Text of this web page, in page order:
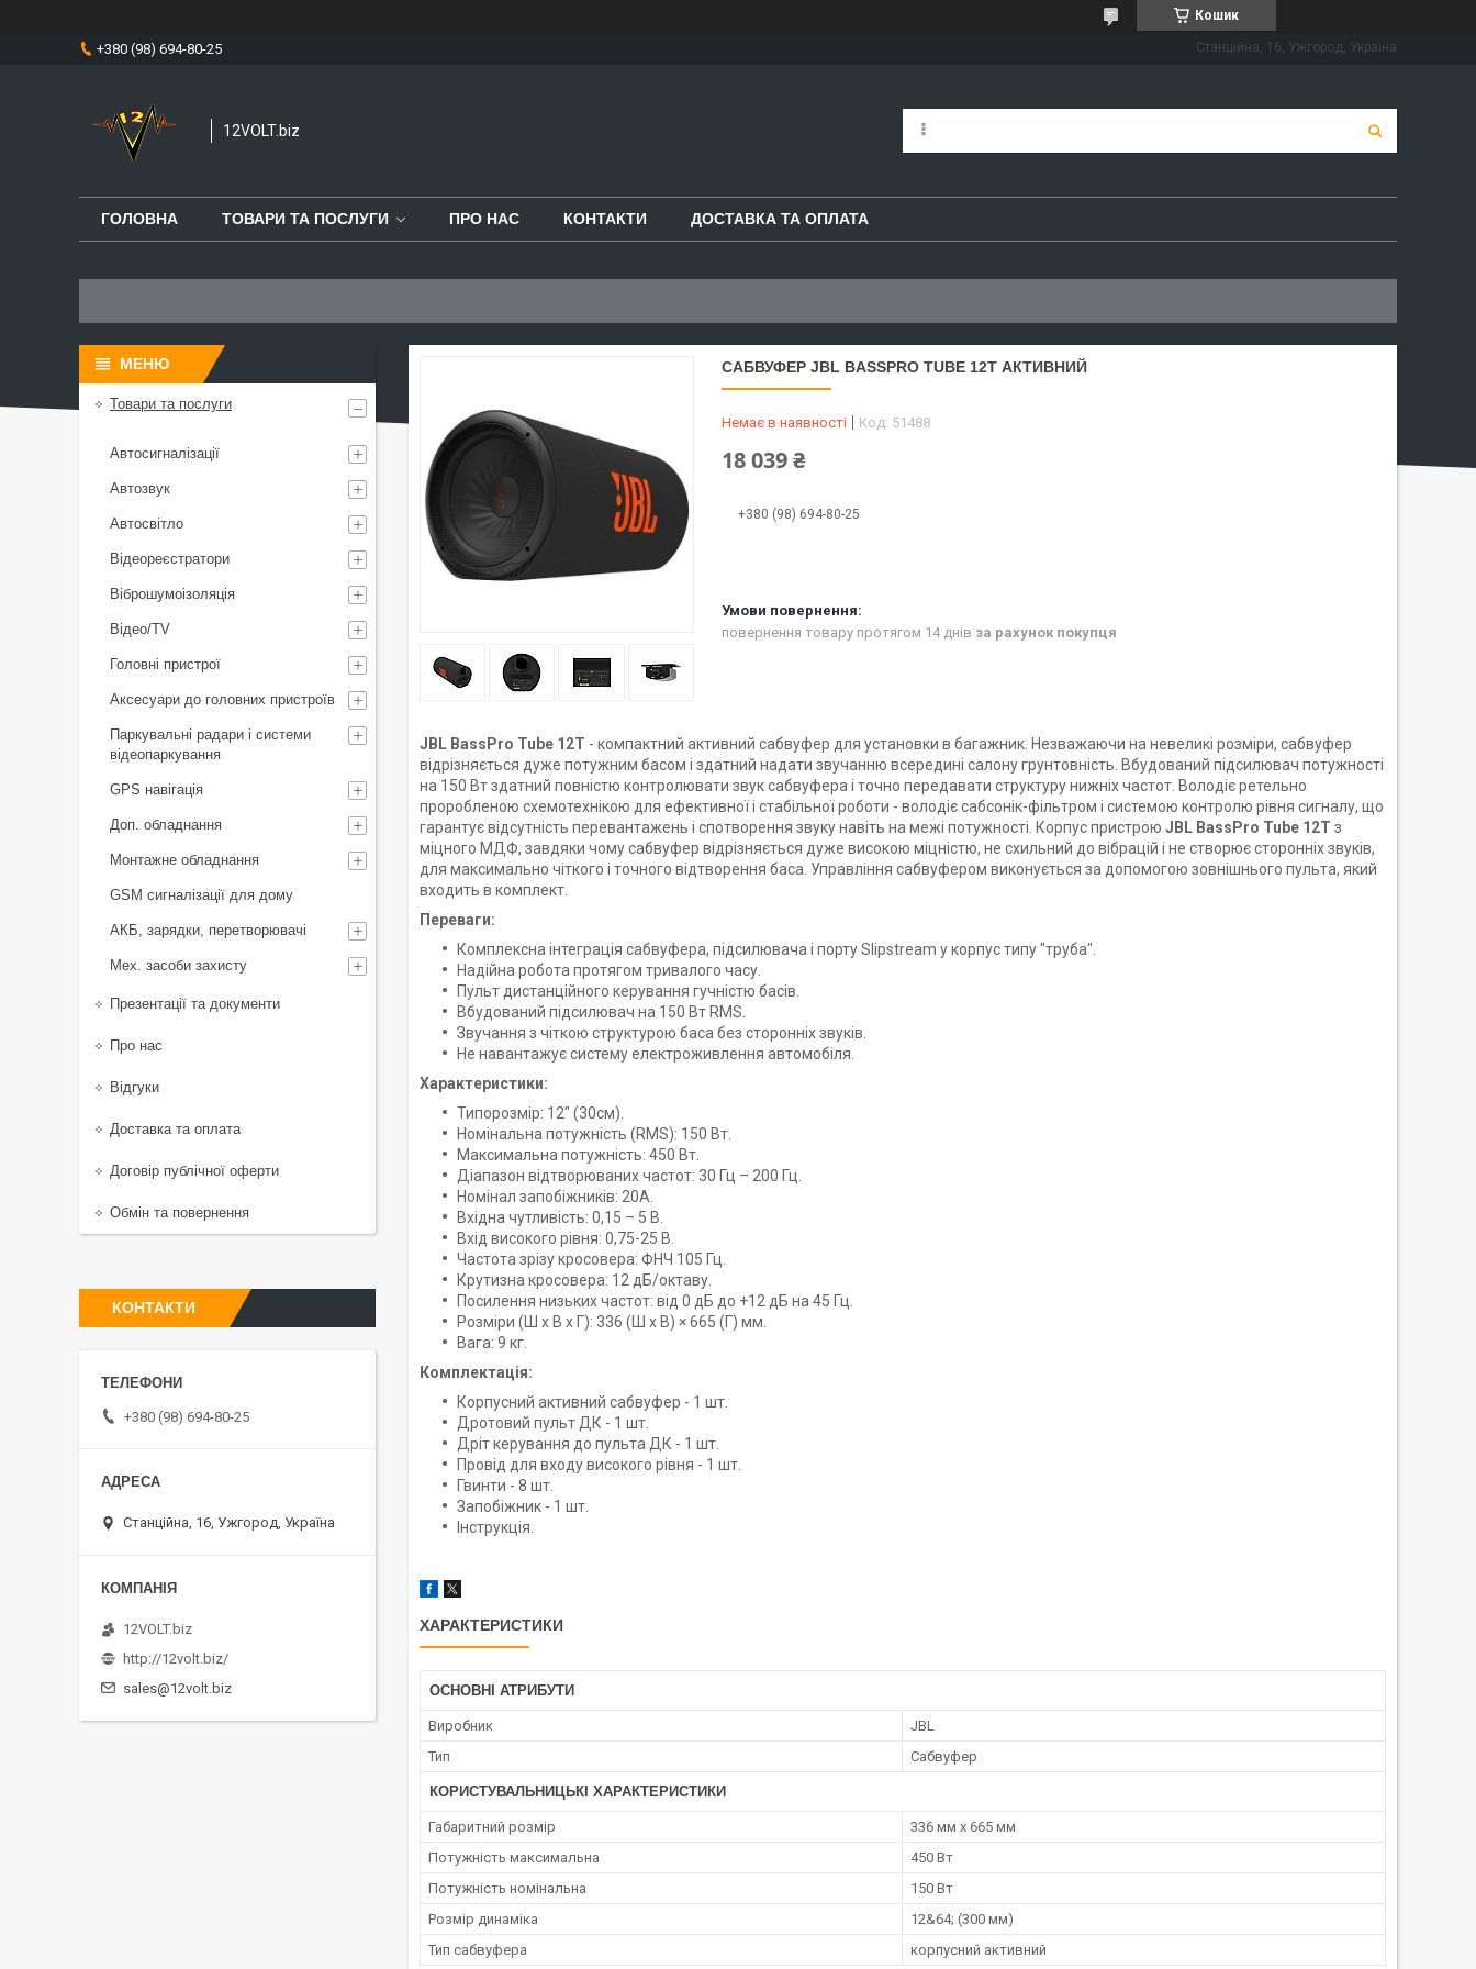
Кошик
+380 (98) 694-80-25 Станційна, 16, Ужгород, Україна
12VOLT.biz
ГОЛОВНА ТОВАРИ ТА ПОСЛУГИ ПРО НАС КОНТАКТИ ДОСТАВКА ТА ОПЛАТА
САБВУФЕР JBL BASSPRO TUBE 12T АКТИВНИЙ
Немає в наявності Код: 51488
18 039 ₴
+380 (98) 694-80-25
повернення товару протягом 14 днів за рахунок покупця
JBL BassPro Tube 12T - компактний активний сабвуфер для установки в багажник. Незважаючи на невеликі розміри, сабвуфер
відрізняється дуже потужним басом і здатний надати звучанню всередині салону грунтовність. Вбудований підсилювач потужності
на 150 Вт здатний повністю контролювати звук сабвуфера і точно передавати структуру нижніх частот. Володіє ретельно
проробленою схемотехнікою для ефективної і стабільної роботи - володіє сабсонік-фільтром і системою контролю рівня сигналу, що
гарантує відсутність перевантажень і спотворення звуку навіть на межі потужності. Корпус пристрою JBL BassPro Tube 12T з
міцного МДФ, завдяки чому сабвуфер відрізняється дуже високою міцністю, не схильний до вібрацій і не створює сторонніх звуків,
для максимально чіткого і точного відтворення баса. Управління сабвуфером виконується за допомогою зовнішнього пульта, який
входить в комплект.
Переваги:
Комплексна інтеграція сабвуфера, підсилювача і порту Slipstream у корпус типу "труба".
Надійна робота протягом тривалого часу.
Пульт дистанційного керування гучністю басів.
Вбудований підсилювач на 150 Вт RMS.
Звучання з чіткою структурою баса без сторонніх звуків.
Не навантажує систему електроживлення автомобіля.
Характеристики:
Типорозмір: 12" (30см).
Номінальна потужність (RMS): 150 Вт.
Максимальна потужність: 450 Вт.
Діапазон відтворюваних частот: 30 Гц – 200 Гц.
Номінал запобіжників: 20А.
Вхідна чутливість: 0,15 – 5 В.
Вхід високого рівня: 0,75-25 В.
Частота зрізу кросовера: ФНЧ 105 Гц.
Крутизна кросовера: 12 дБ/октаву.
Посилення низьких частот: від 0 дБ до +12 дБ на 45 Гц.
Розміри (Ш х В х Г): 336 (Ш х В) × 665 (Г) мм.
Вага: 9 кг.
Комплектація:
Корпусний активний сабвуфер - 1 шт.
Дротовий пульт ДК - 1 шт.
Дріт керування до пульта ДК - 1 шт.
Провід для входу високого рівня - 1 шт.
Гвинти - 8 шт.
Запобіжник - 1 шт.
Інструкція.
ХАРАКТЕРИСТИКИ
ОСНОВНІ АТРИБУТИ
Виробник
JBL
Тип
Сабвуфер
КОРИСТУВАЛЬНИЦЬКІ ХАРАКТЕРИСТИКИ
Габаритний розмір
336 мм х 665 мм
Потужність максимальна
450 Вт
Потужність номінальна
150 Вт
Розмір динаміка
12&64; (300 мм)
Тип сабвуфера
корпусний активний
Товари та послуги
Автосигналізації
Автозвук
Автосвітло
Відеореєстратори
Віброшумоізоляція
Відео/TV
Головні пристрої
Аксесуари до головних пристроїв
Паркувальні радари і системи
відеопаркування
GPS навігація
Доп. обладнання
Монтажне обладнання
GSM сигналізації для дому
АКБ, зарядки, перетворювачі
Мех. засоби захисту
Презентації та документи
Про нас
Відгуки
Доставка та оплата
Договір публічної оферти
Обмін та повернення
КОНТАКТИ
+380 (98) 694-80-25
Станційна, 16, Ужгород, Україна
12VOLT.biz
http://12volt.biz/
sales@12volt.biz